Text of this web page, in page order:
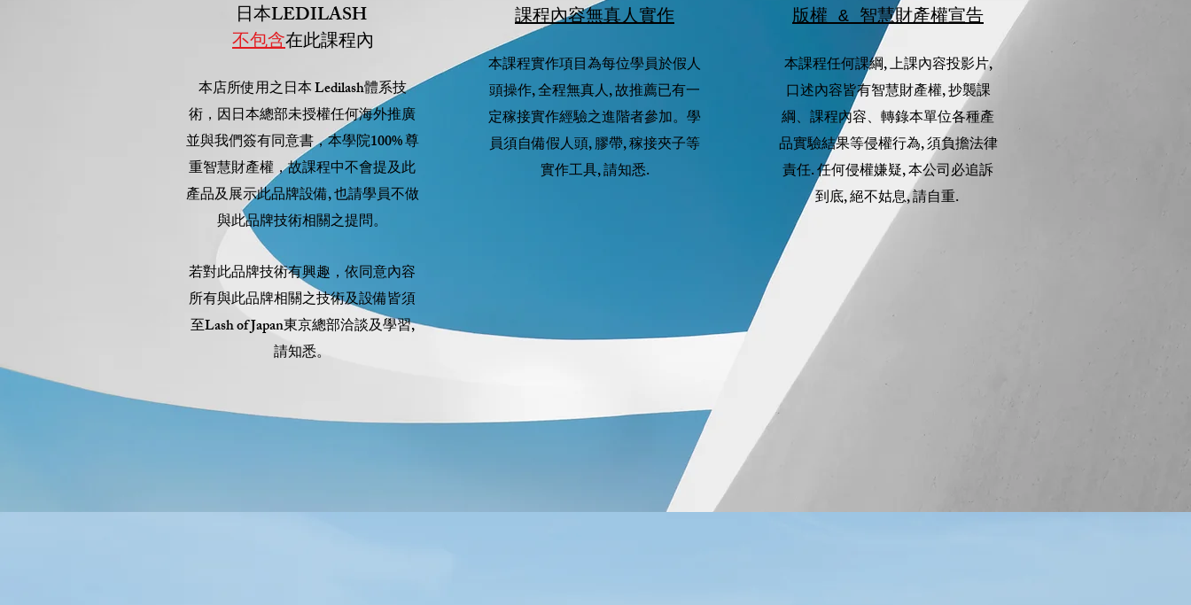
日本LEDILASH
不包含在此課程內
本店所使用之日本 Ledilash體系技
術，因日本總部未授權任何海外推廣
並與我們簽有同意書，本學院100% 尊
重智慧財產權，故課程中不會提及此
產品及展示此品牌設備, 也請學員不做
與此品牌技術相關之提問。
若對此品牌技術有興趣，依同意內容
所有與此品牌相關之技術及設備皆須
至Lash of Japan東京總部洽談及學習,
請知悉。
課程內容無真人實作
本課程實作項目為每位學員於假人
頭操作, 全程無真人, 故推薦已有一
定稼接實作經驗之進階者參加。 學
員須自備假人頭, 膠帶, 稼接夾子等
實作工具, 請知悉.
​版權 & 智慧財產權宣告
本課程任何課綱, 上課內容投影片,
口述內容皆有智慧財產權, 抄襲課
綱、課程內容、轉錄本單位各種產
品實驗結果等侵權行為, 須負擔法律
責任. 任何侵權嫌疑, 本公司必追訴
到底, 絕不姑息, 請自重.